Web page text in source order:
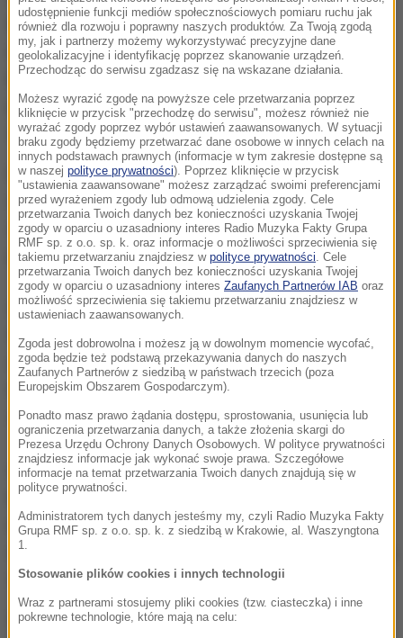
51,7 proc. Redukcja nie dotknęła w równym stopniu
mężczyzn i kobiet. W ciągu ostatniego roku
bezrobocie wśród kobiet w Ameryce Łacińskiej
przekroczyło o 18 punktów procentowych spadek
zatrudnienia wśród mężczyzn.
Prognozy ożywienia gospodarczego na bieżący rok
wykazują wysoki poziom niepewności. ILO ostrzegła,
że oczekiwania co do poprawy sytuacji na rynku
pracy "powinny być bardzo ostrożne".
Środki zapobiegającerozprzestrzenianiu się Covid-
19, takie jak zamykanie granic, ograniczanie
działalności części sektorów gospodarczych i
trudności z masowymi szczepieniami mogą
spowolnić regionalną gospodarkę.
W celu znalezienia rozwiązańMiędzynarodowa
Organizacja Pracy
naprawcze, takie jak wsparcie dla przedsiębiorstw,
ochrona pracowników, promocja zatrudnienia i dialog
społeczny.
Źródło: RMF FM/PAP
udostępnienie funkcji mediów społecznościowych pomiaru ruchu jak
również dla rozwoju i poprawny naszych produktów. Za Twoją zgodą
my, jak i partnerzy możemy wykorzystywać precyzyjne dane
geolokalizacyjne i identyfikację poprzez skanowanie urządzeń.
Przechodząc do serwisu zgadzasz się na wskazane działania.
Możesz wyrazić zgodę na powyższe cele przetwarzania poprzez
kliknięcie w przycisk "przechodzę do serwisu", możesz również nie
wyrażać zgody poprzez wybór ustawień zaawansowanych. W sytuacji
braku zgody będziemy przetwarzać dane osobowe w innych celach na
innych podstawach prawnych (informacje w tym zakresie dostępne są
w naszej polityce prywatności). Poprzez kliknięcie w przycisk
"ustawienia zaawansowane" możesz zarządzać swoimi preferencjami
przed wyrażeniem zgody lub odmową udzielenia zgody. Cele
przetwarzania Twoich danych bez konieczności uzyskania Twojej
zgody w oparciu o uzasadniony interes Radio Muzyka Fakty Grupa
RMF sp. z o.o. sp. k. oraz informacje o możliwości sprzeciwienia się
takiemu przetwarzaniu znajdziesz w polityce prywatności . Cele
przetwarzania Twoich danych bez konieczności uzyskania Twojej
zgody w oparciu o uzasadniony interes Zaufanych Partnerów IAB oraz
możliwość sprzeciwienia się takiemu przetwarzaniu znajdziesz w
ustawieniach zaawansowanych.
Zgoda jest dobrowolna i możesz ją w dowolnym momencie wycofać,
zgoda będzie też podstawą przekazywania danych do naszych
Zaufanych Partnerów z siedzibą w państwach trzecich (poza
Europejskim Obszarem Gospodarczym).
Ponadto masz prawo żądania dostępu, sprostowania, usunięcia lub
ograniczenia przetwarzania danych, a także złożenia skargi do
Prezesa Urzędu Ochrony Danych Osobowych. W polityce prywatności
znajdziesz informacje jak wykonać swoje prawa. Szczegółowe
informacje na temat przetwarzania Twoich danych znajdują się w
polityce prywatności.
Administratorem tych danych jesteśmy my, czyli Radio Muzyka Fakty
Grupa RMF sp. z o.o. sp. k. z siedzibą w Krakowie, al. Waszyngtona
1.
Stosowanie plików cookies i innych technologii
Wraz z partnerami stosujemy pliki cookies (tzw. ciasteczka) i inne
pokrewne technologie, które mają na celu: